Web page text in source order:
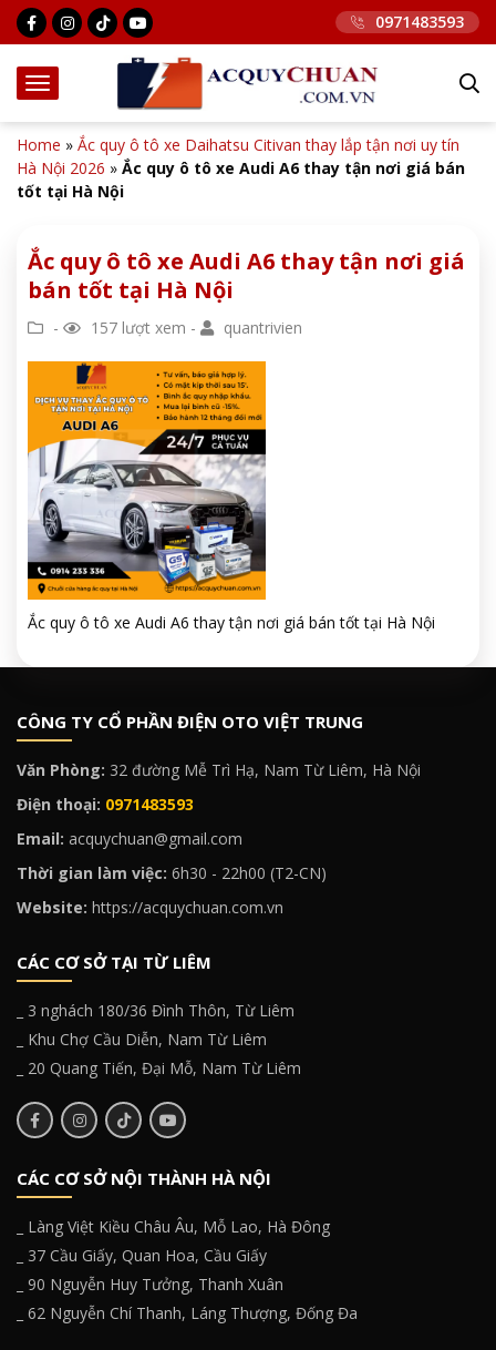
0971483593
Home » Ắc quy ô tô xe Daihatsu Citivan thay lắp tận nơi uy tín
Hà Nội 2026 » Ắc quy ô tô xe Audi A6 thay tận nơi giá bán
tốt tại Hà Nội
Ắc quy ô tô xe Audi A6 thay tận nơi giá
bán tốt tại Hà Nội
- 157 lượt xem - quantrivien
Ắc quy ô tô xe Audi A6 thay tận nơi giá bán tốt tại Hà Nội
CÔNG TY CỔ PHẦN ĐIỆN OTO VIỆT TRUNG
Văn Phòng: 32 đường Mễ Trì Hạ, Nam Từ Liêm, Hà Nội
Điện thoại: 0971483593
Email: acquychuan@gmail.com
Thời gian làm việc: 6h30 - 22h00 (T2-CN)
Website: https://acquychuan.com.vn
CÁC CƠ SỞ TẠI TỪ LIÊM
_ 3 nghách 180/36 Đình Thôn, Từ Liêm
_ Khu Chợ Cầu Diễn, Nam Từ Liêm
_ 20 Quang Tiến, Đại Mỗ, Nam Từ Liêm
CÁC CƠ SỞ NỘI THÀNH HÀ NỘI
_ Làng Việt Kiều Châu Âu, Mỗ Lao, Hà Đông
_ 37 Cầu Giấy, Quan Hoa, Cầu Giấy
_ 90 Nguyễn Huy Tưởng, Thanh Xuân
_ 62 Nguyễn Chí Thanh, Láng Thượng, Đống Đa